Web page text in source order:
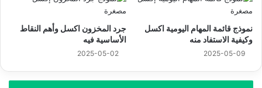
نموذج قائمة المهام اليومية اكسل
وكيفية الاستفاد منه
2025-05-09
جرد المخزون اكسل وأهم النقاط
الأساسية فيه
2025-05-02